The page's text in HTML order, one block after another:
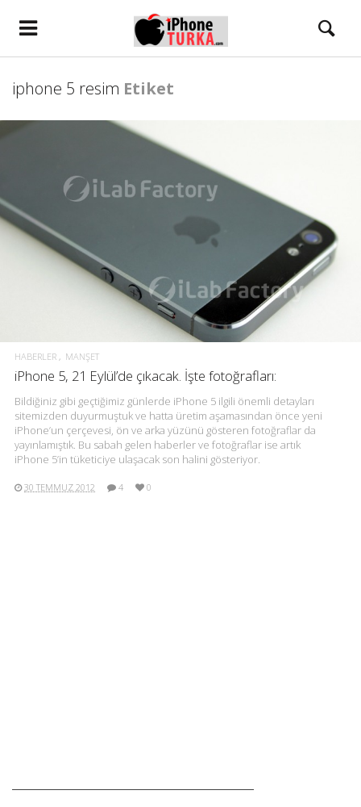
iphone 5 resim Etiket
HABERLER MANŞET
iPhone 5, 21 Eylül’de çıkacak. İşte fotoğrafları:
Bildiğiniz gibi geçtiğimiz günlerde iPhone 5 ilgili önemli detayları
sitemizden duyurmuştuk ve hatta üretim aşamasından önce yeni
iPhone’un çerçevesi, ön ve arka yüzünü gösteren fotoğraflar da
yayınlamıştık. Bu sabah gelen haberler ve fotoğraflar ise artık
iPhone 5’in tüketiciye ulaşacak son halini gösteriyor.
30 TEMMUZ 2012 4 0